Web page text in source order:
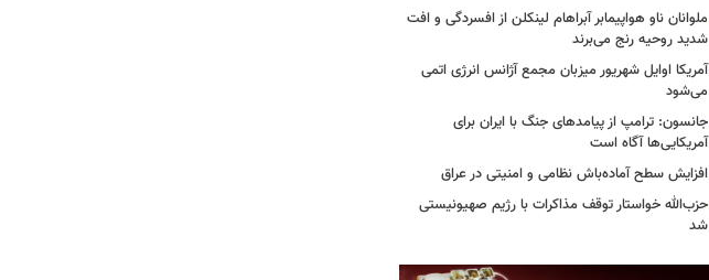
ملوانان ناو هواپیمابر آبراهام لینکلن از افسردگی و افت
شدید روحیه رنج می‌برند
آمریکا اوایل شهریور میزبان مجمع آژانس انرژی اتمی
می‌شود
جانسون: ترامپ از پیامدهای جنگ با ایران برای
آمریکایی‌ها آگاه است
افزایش سطح آماده‌باش نظامی و امنیتی در عراق
حزب‌الله خواستار توقف مذاکرات با رژیم صهیونیستی
شد